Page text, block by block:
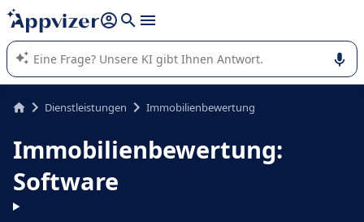
beantworten (mehrere Zeilen mit
Die KI von Appvizer führt Sie bei der Nutzung oder Auswahl
von SaaS-Software in Unternehmen.
Dienstleistungen Immobilienbewertung
Immobilienbewertung:
Software